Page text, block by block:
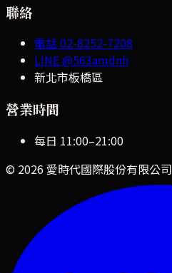
聯絡
電話02-8252-7208
LINE@563amdnh
新北市板橋區
營業時間
每日 11:00–21:00
© 2026 愛時代國際股份有限公司